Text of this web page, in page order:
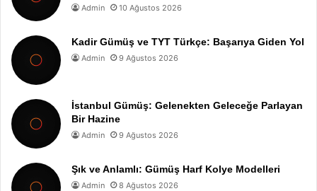
Admin 10 Ağustos 2026
Kadir Gümüş ve TYT Türkçe: Başarıya Giden Yol
Admin 9 Ağustos 2026
İstanbul Gümüş: Gelenekten Geleceğe Parlayan
Bir Hazine
Admin 9 Ağustos 2026
Şık ve Anlamlı: Gümüş Harf Kolye Modelleri
Admin 8 Ağustos 2026